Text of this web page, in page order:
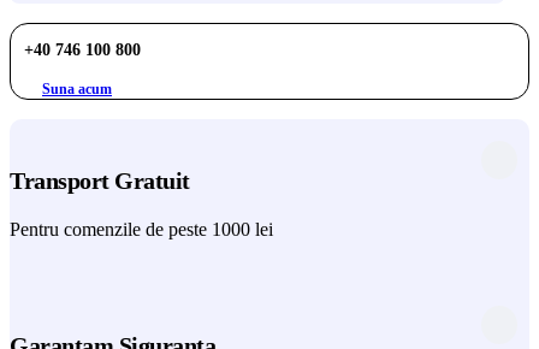
+40 746 100 800
Suna acum
Transport Gratuit
Pentru comenzile de peste 1000 lei